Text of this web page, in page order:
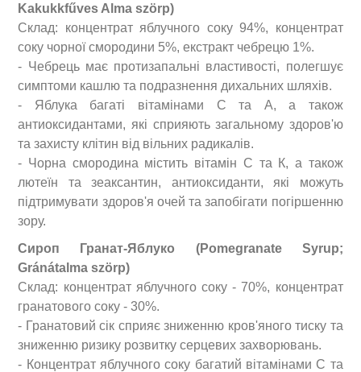
Kakukkfűves Alma szörp)
Склад: концентрат яблучного соку 94%, концентрат
соку чорної смородини 5%, екстракт чебрецю 1%.
- Чебрець має протизапальні властивості, полегшує
симптоми кашлю та подразнення дихальних шляхів.
- Яблука багаті вітамінами C та A, а також
антиоксидантами, які сприяють загальному здоров'ю
та захисту клітин від вільних радикалів.
- Чорна смородина містить вітамін С та К, а також
лютеїн та зеаксантин, антиоксиданти, які можуть
підтримувати здоров'я очей та запобігати погіршенню
зору.
Сироп Гранат-Яблуко (Pomegranate Syrup;
Gránátalma szörp)
Склад: концентрат яблучного соку - 70%, концентрат
гранатового соку - 30%.
- Гранатовий сік сприяє зниженню кров'яного тиску та
зниженню ризику розвитку серцевих захворювань.
- Концентрат яблучного соку багатий вітамінами C та